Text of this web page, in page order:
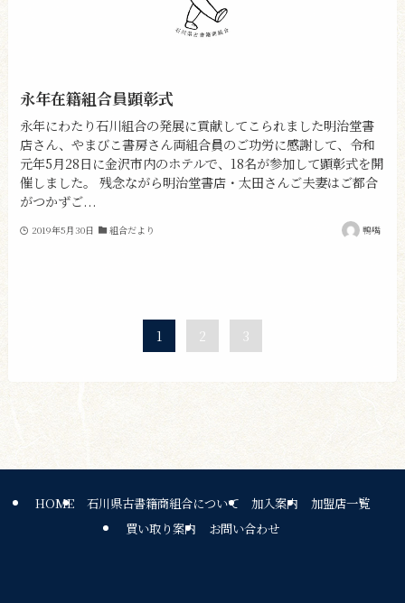
永年在籍組合員顕彰式
永年にわたり石川組合の発展に貢献してこられました明治堂書
店さん、やまびこ書房さん両組合員のご功労に感謝して、令和
元年5月28日に金沢市内のホテルで、18名が参加して顕彰式を開
催しました。 残念ながら明治堂書店・太田さんご夫妻はご都合
がつかずご...
2019年5月30日 組合だより 鴨嘴
1 2 3
HOME 石川県古書籍商組合について 加入案内
加盟店一覧
買い取り案内
お問い合わせ